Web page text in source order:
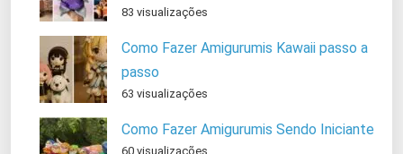
83 visualizações
Como Fazer Amigurumis Kawaii passo a
passo
63 visualizações
Como Fazer Amigurumis Sendo Iniciante
60 visualizações